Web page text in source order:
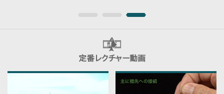
定番レクチャー動画